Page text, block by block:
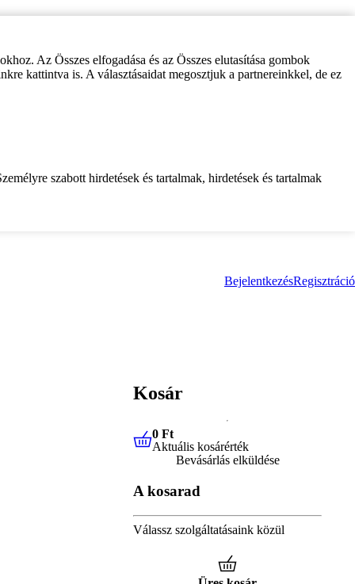
Az Összes elfogadása és az Összes elutasítása gombok
kattintva is. A választásaidat megosztjuk a partnereinkkel, de ez
szabott hirdetések és tartalmak, hirdetések és tartalmak
BejelentkezésRegisztráció
Kosár
0 FtAktuális kosárérték
0 Ft
Aktuális kosárérték
Bevásárlás elküldése
A kosarad
Válassz szolgáltatásaink közül